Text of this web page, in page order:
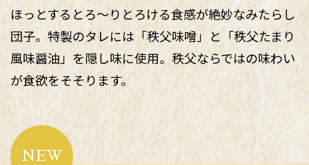
ほっとするとろ～りとろける食感が絶妙なみたらし
団子。特製のタレには「秩父味噌」と「秩父たまり
風味醤油」を隠し味に使用。秩父ならではの味わい
が食欲をそそります。
NEW